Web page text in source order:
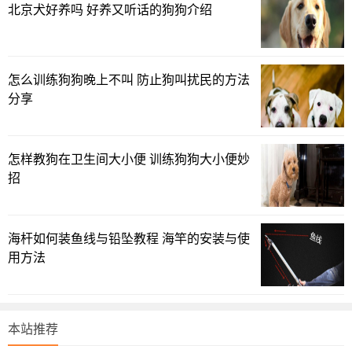
3、定期帮助宠物兔剪指甲。宠主最好学会自己给宠物兔修
剪指甲，因为兔子比宠物猫和宠物狗要胆小得多，带它去宠
物店或让它见到陌生人或其他动物，它很容易高度紧张，所
以宠主最好学会帮助宠物兔修剪指甲。不过让宠物兔配合剪
和它互动一下，按摩按摩兔子的四肢和爪子，直到让兔子对
你摸它的脚没有太大的的反应，让它放松警惕，之后给兔子
兔子，那样做只会让兔子惧怕你。当兔子犯错，比如兔子钻
北京犬好养吗 好养又听话的狗狗介绍
怎么训练狗狗晚上不叫 防止狗叫扰民的方法
分享
怎样教狗在卫生间大小便 训练狗狗大小便妙
招
海杆如何装鱼线与铅坠教程 海竿的安装与使
用方法
本站推荐